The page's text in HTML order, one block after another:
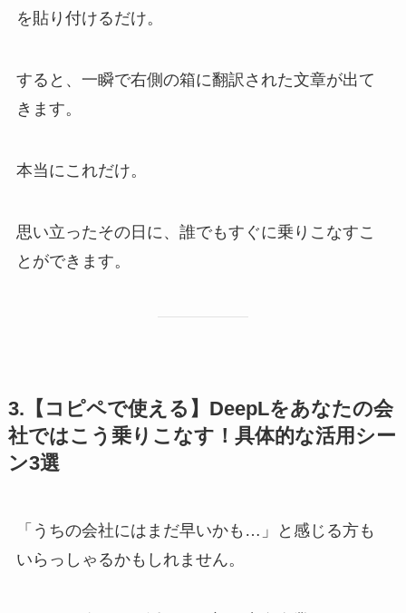
を貼り付けるだけ。
すると、一瞬で右側の箱に翻訳された文章が出て
きます。
本当にこれだけ。
思い立ったその日に、誰でもすぐに乗りこなすこ
とができます。
3.【コピペで使える】DeepLをあなたの会
社ではこう乗りこなす！具体的な活用シー
ン3選
「うちの会社にはまだ早いかも…」と感じる方も
いらっしゃるかもしれません。